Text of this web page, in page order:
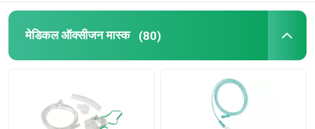
चिकित्सा उपभोग्य
मेडिकल ऑक्सीजन मास्क (80)